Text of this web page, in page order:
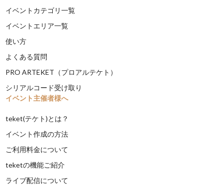
イベントカテゴリ一覧
イベントエリア一覧
使い方
よくある質問
PRO ARTEKET（プロアルテケト）
シリアルコード受け取り
イベント主催者様へ
teket(テケト)とは？
イベント作成の方法
ご利用料金について
teketの機能ご紹介
ライブ配信について